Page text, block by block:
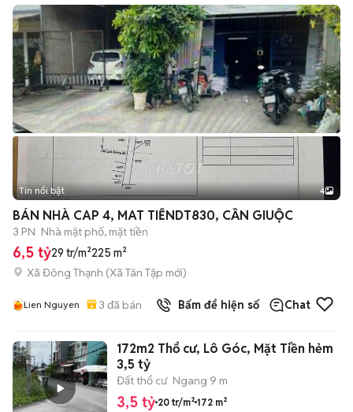
Tin nổi bật 4
BÁN NHÀ CAP 4, MAT TIỂNDT830, CẦN GIUỘC
3 PN Nhà mặt phố, mặt tiền
6,5 tỷ29 tr/m²225 m²
Xã Đông Thạnh (Xã Tân Tập mới)
Lien Nguyen 3 đã bán Bấm để hiện số Chat
172m2 Thổ cư, Lô Góc, Mặt Tiền hẻm
3,5 tỷ
Đất thổ cư Ngang 9 m
3,5 tỷ 20 tr/m² 172 m²